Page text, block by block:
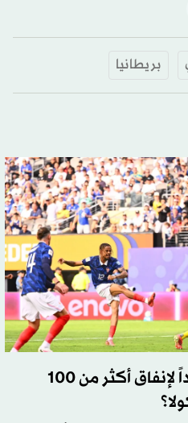
بريطانيا
لماذا يبدو ليفربول مستعداً لإنفاق أكثر من 100